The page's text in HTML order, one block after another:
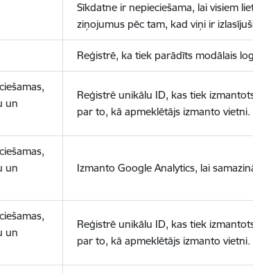
Sīkdatne ir nepieciešama, lai visiem
ziņojumus pēc tam, kad viņi ir
Reģistrē, ka tiek parādīts modālais
un
Reģistrē unikālu ID, kas tiek
par to, kā apmeklētājs izmanto vietni.
un
Izmanto Google Analytics, lai
un
Reģistrē unikālu ID, kas tiek
par to, kā apmeklētājs izmanto vietni.